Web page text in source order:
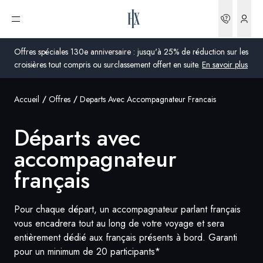
Offres spéciales 130e anniversaire : jusqu'à 25% de réduction sur les
croisières tout compris ou surclassement offert en suite. En savoir plus
Ouvrir le menu
Royaume-Uni
États-Unis
Allemagne
Suisse
Global
Accueil Offres Departs Avec Accompagnateur Francais
Départs avec
accompagnateur
français
Pour chaque départ, un accompagnateur parlant français
vous encadrera tout au long de votre voyage et sera
entièrement dédié aux français présents à bord. Garanti
pour un minimum de 20 participants*